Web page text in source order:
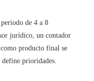
de 4 a 8
jurídico, un contador
producto final se
define prioridades.